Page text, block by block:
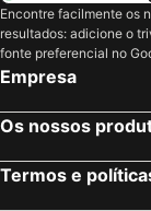
Hotel La Bohème
Boutique Hotel
Overtoomse
Hoofddorp, Holanda do
Rijswijk, Holanda
Maastricht,
Encontre facilmente os
resultados: adicione o
fonte preferencial no
Empresa
Os nossos
Termos e